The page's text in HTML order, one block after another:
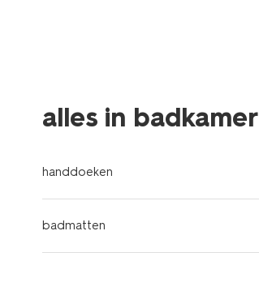
alles in badkamer
handdoeken
badmatten